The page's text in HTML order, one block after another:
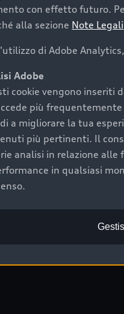
con effetto futuro.
alla sezione Note Legali
di Adobe
Adobe
cookie vengono inseriti
più
a migliorare la tua
più pertinenti. Il
analisi in relazione alle
in qualsiasi
prima
da considerare
un valore contenuto
tagliandi: una
carrozzeria e degli
motore,
usata in una
a 110 controlli